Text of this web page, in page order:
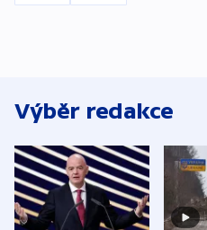
Výběr redakce